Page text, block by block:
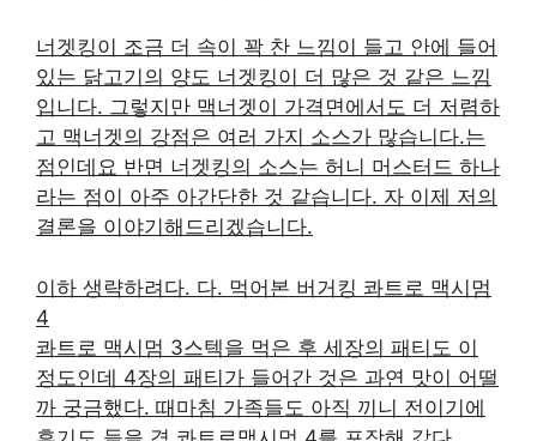
너겟킹이 조금 더 속이 꽉 찬 느낌이 들고 안에 들어
있는 닭고기의 양도 너겟킹이 더 많은 것 같은 느낌
입니다. 그렇지만 맥너겟이 가격면에서도 더 저렴하
고 맥너겟의 강점은 여러 가지 소스가 많습니다.는
점인데요 반면 너겟킹의 소스는 허니 머스터드 하나
라는 점이 아주 아간단한 것 같습니다. 자 이제 저의
결론을 이야기해드리겠습니다.
이하 생략하려다. 다. 먹어본 버거킹 콰트로 맥시멈
4
콰트로 맥시멈 3스텍을 먹은 후 세장의 패티도 이
정도인데 4장의 패티가 들어간 것은 과연 맛이 어떨
까 궁금했다. 때마침 가족들도 아직 끼니 전이기에